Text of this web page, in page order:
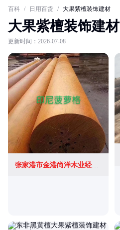
百科 / 日用百货 / 大果紫檀装饰建材
大果紫檀装饰建材
更新时间：2026-07-08
张家港市金港尚洋木业经营部